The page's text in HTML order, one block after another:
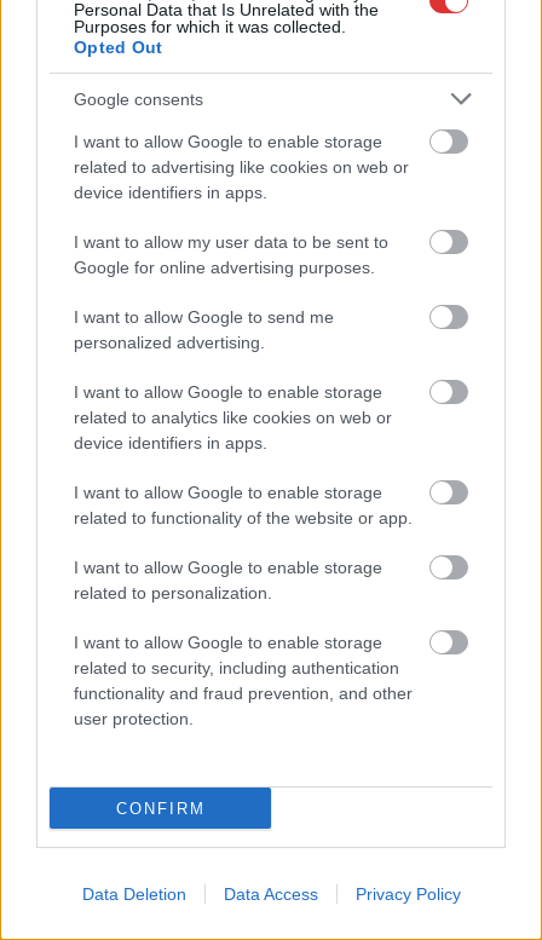
Personal Data that Is Unrelated with the
Purposes for which it was collected.
Opted Out
Google consents
I want to allow Google to enable storage
related to advertising like cookies on web or
device identifiers in apps.
I want to allow my user data to be sent to
Google for online advertising purposes.
I want to allow Google to send me
personalized advertising.
I want to allow Google to enable storage
related to analytics like cookies on web or
device identifiers in apps.
I want to allow Google to enable storage
related to functionality of the website or app.
I want to allow Google to enable storage
related to personalization.
I want to allow Google to enable storage
related to security, including authentication
functionality and fraud prevention, and other
user protection.
CONFIRM
Data Deletion Data Access Privacy Policy
Hírlevél feliratkozás
Adja meg keresztnevét:
Adja
meg e-mail címét:
Nem szeretne lemaradni semmiről? Csak egy kattintás, és hírlevelünk a
legfrissebb információkkal és exkluzív tartalmakkal hétről hétre
A SZOL24 legfrissebb 24 cikke
miatt ingyenes a strandolás Szolnokon
Nem biztató: a hétvégi kisebb felfrissülés után jövő héten